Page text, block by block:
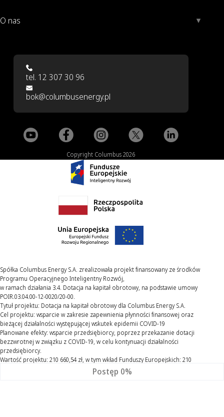
Postęp 0%
O nas
tel. 12 307 30 96
bok@columbusenergy.pl
Copyright Columbus 2026
Spółka Columbus Energy S.A. zrealizowała projekt finansowany ze środków
Programu Operacyjnego Inteligentny Rozwój,
w ramach działania 3.4. Dotacja na kapitał obrotowy, na podstawie umowy
POIR.03.04.00-12-0020/20-00.
Tytuł projektu: Dotacja na kapitał obrotowy dla Columbus Energy S.A.
Cel projektu: wsparcie w zakresie zapewnienia płynności finansowej oraz
bieżącej działalności występującej wskutek epidemii COVID-19
Planowane efekty: wsparcie przedsiębiorcy, poprzez przekazanie dotacji
bezzwrotnej w związku z COVID-19, w celu kontynuacji działalności
przedsiębiorcy.
Wartość projektu: 210 660,54 zł, w tym wkład Funduszy Europejskich: 210